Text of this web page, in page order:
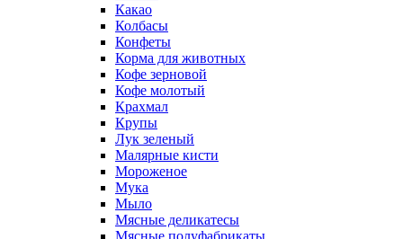
Какао
Колбасы
Конфеты
Корма для животных
Кофе зерновой
Кофе молотый
Крахмал
Крупы
Лук зеленый
Малярные кисти
Мороженое
Мука
Мыло
Мясные деликатесы
Мясные полуфабрикаты